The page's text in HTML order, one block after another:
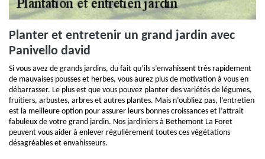
Planter et entretenir un grand jardin avec
Panivello david
Si vous avez de grands jardins, du fait qu’ils s’envahissent très rapidement
de mauvaises pousses et herbes, vous aurez plus de motivation à vous en
débarrasser. Le plus est que vous pouvez planter des variétés de légumes,
fruitiers, arbustes, arbres et autres plantes. Mais n’oubliez pas, l’entretien
est la meilleure option pour assurer leurs bonnes croissances et l’attrait
fabuleux de votre grand jardin. Nos jardiniers à Bethemont La Foret
peuvent vous aider à enlever régulièrement toutes ces végétations
désagréables et envahisseurs.